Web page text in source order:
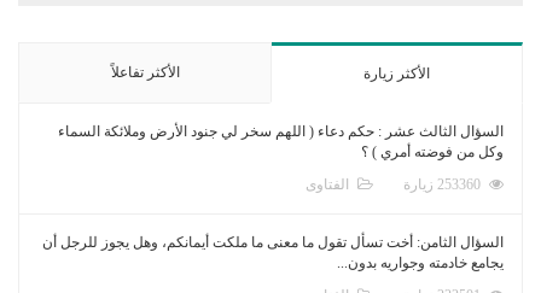
الأكثر زيارة الأكثر تفاعلاً
السؤال الثالث عشر : حكم دعاء ( اللهم سخر لي جنود الأرض وملائكة السماء
وكل من فوضته أمري ) ؟
الفتاوى
السؤال الثامن: أخت تسأل تقول ما معنى ما ملكت أيمانكم، وهل يجوز للرجل أن
يجامع خادمته وجواريه بدون...